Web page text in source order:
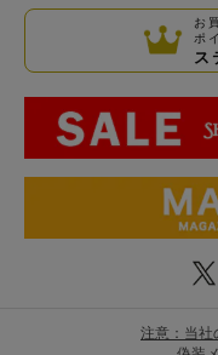
お
ポ
ス
注意：当社